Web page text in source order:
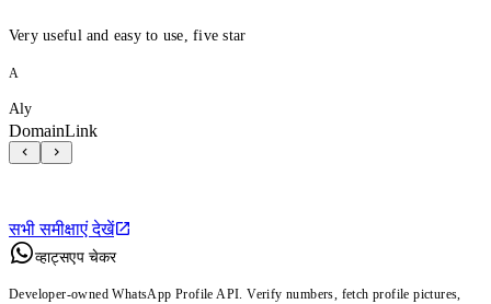
Very useful and easy to use, five star
A
Aly
DomainLink
सभी समीक्षाएं देखें
व्हाट्सएप चेकर
Developer-owned WhatsApp Profile API. Verify numbers, fetch profile pictures,